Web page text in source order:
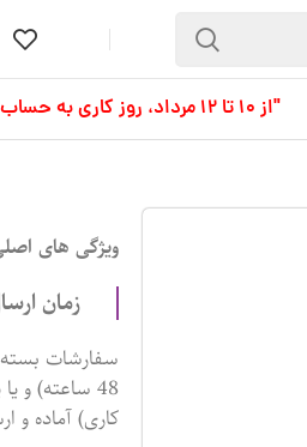
"از 10 تا 12 مرداد، روز کاری به حساب نمی آید!"
ویژگی های
زمان
سفارشات
کاری) آماده و